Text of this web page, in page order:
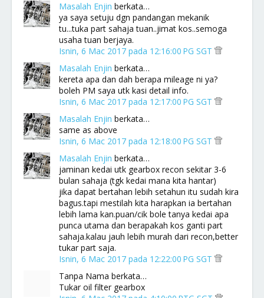
Masalah Enjin berkata…
ya saya setuju dgn pandangan mekanik
tu...tuka part sahaja tuan..jimat kos..semoga
usaha tuan berjaya.
Isnin, 6 Mac 2017 pada 12:16:00 PG SGT
Masalah Enjin berkata…
kereta apa dan dah berapa mileage ni ya?
boleh PM saya utk kasi detail info.
Isnin, 6 Mac 2017 pada 12:17:00 PG SGT
Masalah Enjin berkata…
same as above
Isnin, 6 Mac 2017 pada 12:18:00 PG SGT
Masalah Enjin berkata…
jaminan kedai utk gearbox recon sekitar 3-6
bulan sahaja (tgk kedai mana kita hantar)
jika dapat bertahan lebih setahun itu sudah kira
bagus.tapi mestilah kita harapkan ia bertahan
lebih lama kan.puan/cik bole tanya kedai apa
punca utama dan berapakah kos ganti part
sahaja.kalau jauh lebih murah dari recon,better
tukar part saja.
Isnin, 6 Mac 2017 pada 12:22:00 PG SGT
Tanpa Nama berkata…
Tukar oil filter gearbox